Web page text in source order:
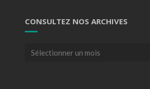
CONSULTEZ NOS ARCHIVES
Consultez